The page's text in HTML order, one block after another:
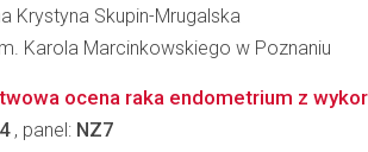
Krystyna Skupin-Mrugalska
Karola Marcinkowskiego w Poznaniu
ocena raka endometrium z
, panel: NZ7